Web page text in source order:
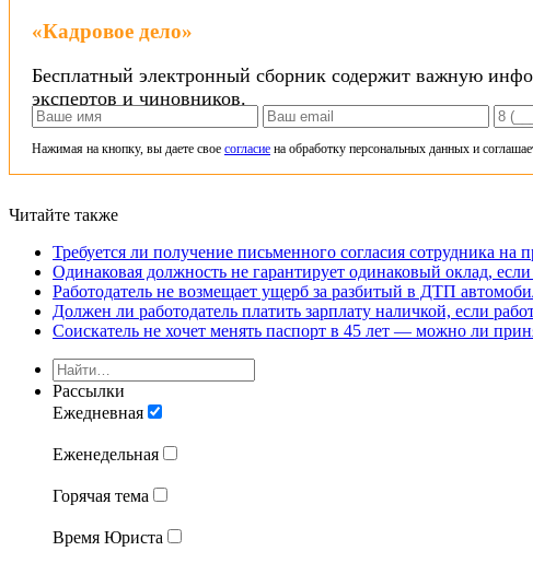
«Кадровое дело»
Бесплатный электронный сборник содержит важную
экспертов и чиновников.
Нажимая на кнопку, вы даете свое согласие на обработку персональных данных и
Читайте также
Требуется ли получение письменного согласия сотрудника
Одинаковая должность не гарантирует одинаковый оклад,
Работодатель не возмещает ущерб за разбитый в ДТП
Должен ли работодатель платить зарплату наличкой, если
Соискатель не хочет менять паспорт в 45 лет — можно ли
Рассылки
Ежедневная
Еженедельная
Горячая тема
Время Юриста